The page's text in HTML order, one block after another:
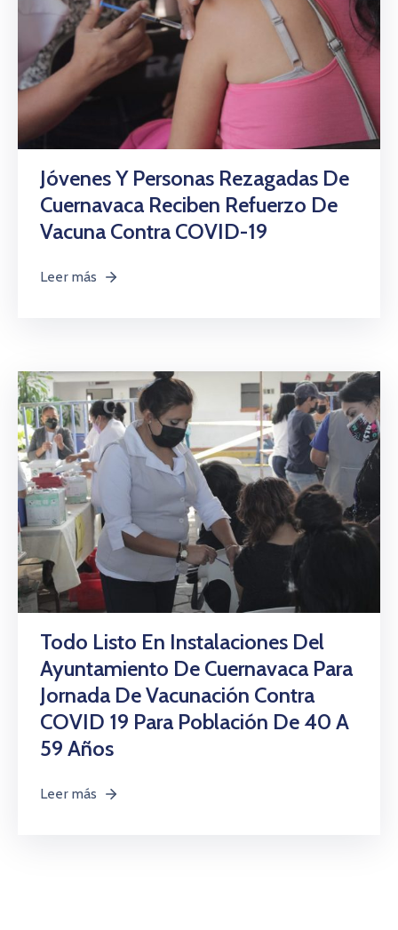
Jóvenes Y Personas Rezagadas De
Cuernavaca Reciben Refuerzo De
Vacuna Contra COVID-19
Leer más
Todo Listo En Instalaciones Del
Ayuntamiento De Cuernavaca Para
Jornada De Vacunación Contra
COVID 19 Para Población De 40 A
59 Años
Leer más